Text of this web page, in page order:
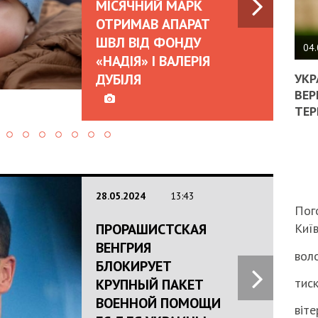
МІСЯЧНИЙ МАРК
ОТРИМАВ АПАРАТ
ШВЛ ВІД ФОНДУ
«НАДІЯ» І ВАЛЕРІЯ
ДУБІЛЯ
28.05.2024 13:43
ПРОРАШИСТСКАЯ
ВЕНГРИЯ
БЛОКИРУЕТ
КРУПНЫЙ ПАКЕТ
ВОЕННОЙ ПОМОЩИ
НА
Київ